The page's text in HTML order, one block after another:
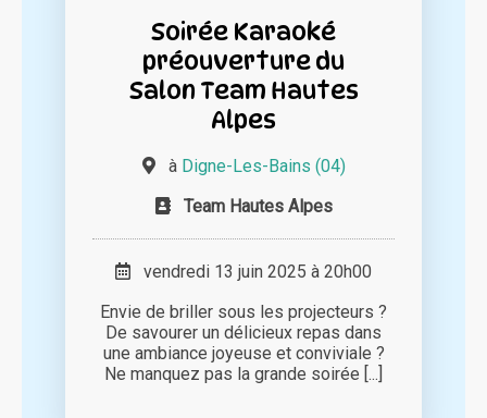
Soirée Karaoké
préouverture du
Salon Team Hautes
Alpes
à Digne-Les-Bains (04)
Team Hautes Alpes
vendredi 13 juin 2025 à 20h00
Envie de briller sous les projecteurs ?
De savourer un délicieux repas dans
une ambiance joyeuse et conviviale ?
Ne manquez pas la grande soirée [...]